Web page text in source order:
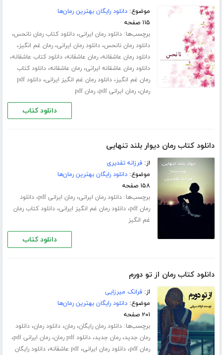
موضوع:دانلود رایگان بهترین رمان‌ها
۱۱۵ صفحه
برچسب‌ها:دانلود رمان ایرانی،دانلود کتاب رمان نانحس،
دانلود رمان نانحس،دانلود رمان ایرانی،رمان غم انگیز،
دانلود رمان عاشقانه،رمان عاشقانه،دانلود کتاب عاشقانه،
دانلود رمان عاشقانه ایرانی،رمان عاشقانه،دانلود کتاب
رمان غم انگیز،دانلود رمان غم انگیز ایرانی،
دانلود pdf
رمان،رمان ایرانی pdf ،رمان pdf
دانلود کتاب
دانلود کتاب رمان دیوار بلند تنهایی
از:فرزانه تقدیری
موضوع:دانلود رایگان بهترین رمان‌ها
۱۵۸ صفحه
برچسب‌ها:دانلود رمان ایرانی،رمان ایرانی pdf ،دانلود
رمان pdf
،دانلود رمان غم انگیز ایرانی،دانلود کتاب رمان
غم انگیز
دانلود کتاب
دانلود کتاب رمان از تو دورم
از:فرانک میرزایی
موضوع:دانلود رایگان بهترین رمان‌ها
۲۰۱ صفحه
برچسب‌ها:دانلود رمان رایگان،رمان،دانلود رمان،دانلود
رمان جدید،رمان جدید،دانلود pdf رمان ،رمان ایرانی pdf ،
رمان pdf ،دانلود رمان ایرانی،pdf عاشقانه ،دانلود رایگان